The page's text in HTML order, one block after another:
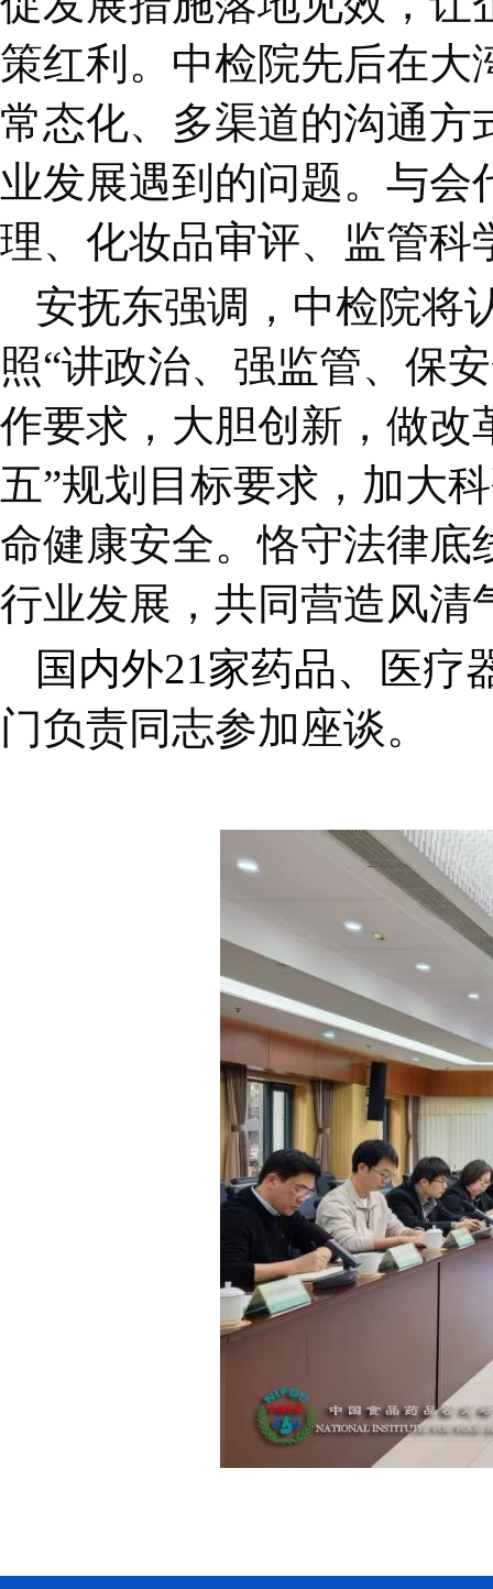
策红利。中检院先后在大
常态化、多渠道的沟通方
业发展遇到的问题。与
理、化妆品审评、监管科
安抚东强调，中检院将
照“讲政治、强监管、保
作要求，大胆创新，做改
五”规划目标要求，加大
命健康安全。恪守法律底
行业发展，共同营造风清
国内外21家药品、医疗
门负责同志参加座谈。